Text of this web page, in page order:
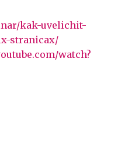
kak-uvelichit-
stranicax/
watch?